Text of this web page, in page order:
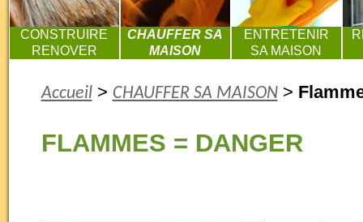
CONSTRUIRE
RENOVER
CHAUFFER SA
MAISON
ENTRETENIR
SA MAISON
Accueil> CHAUFFER SA MAISON>
FLAMMES = DANGER